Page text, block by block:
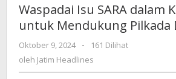
dalam
Kampanye
untuk
Waspadai Isu SARA dalam
untuk Mendukung Pilkada
Oktober 9, 2024
oleh
-
161 Dilihat
oleh Jatim Headlines